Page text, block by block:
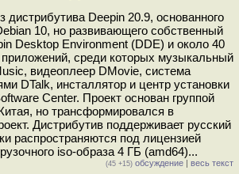
дистрибутива Deepin 20.9, основанного
10, но развивающего собственный
Desktop Environment (DDE) и около 40
приложений, среди которых музыкальный
видеоплеер DMovie, система
DTalk, инсталлятор и центр установки
Center. Проект основан группой
но трансформировался в
Дистрибутив поддерживает русский
распространяются под лицензией
iso-образа 4 ГБ (amd64)...
(45 +15) обсуждение | весь текст